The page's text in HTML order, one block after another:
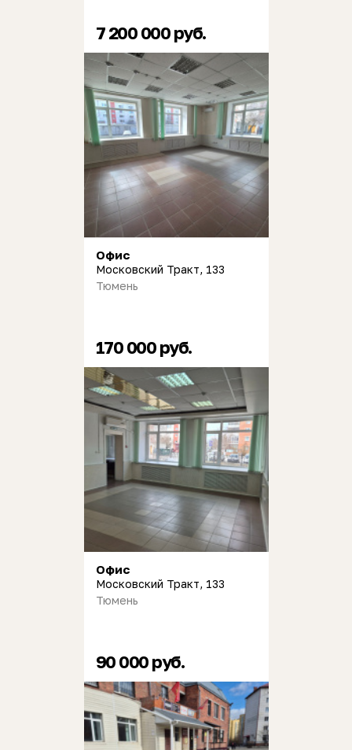
7 200 000 руб.
Офис
Московский Тракт, 133
Тюмень
170 000 руб.
Офис
Московский Тракт, 133
Тюмень
90 000 руб.